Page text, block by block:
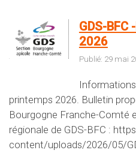
GDS-BFC
2026
Publié: 29 mai
printemps 2026. Bulletin
Bourgogne Franche-Comté
régionale de GDS-BFC :
content/uploads/2026/05/